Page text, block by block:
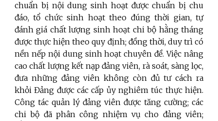
chuẩn bị nội dung sinh hoạt được chuẩn bị chu
đáo, tổ chức sinh hoạt theo đúng thời gian, tự
đánh giá chất lượng sinh hoạt chi bộ hằng tháng
được thực hiện theo quy định; đồng thời, duy trì có
nền nếp nội dung sinh hoạt chuyên đề. Việc nâng
cao chất lượng kết nạp đảng viên, rà soát, sàng lọc,
đưa những đảng viên không còn đủ tư cách ra
khỏi Đảng được các cấp ủy nghiêm túc thực hiện.
Công tác quản lý đảng viên được tăng cường; các
chi bộ đã phân công nhiệm vụ cho đảng viên;